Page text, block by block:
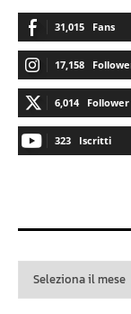
31,015 Fans
17,158
6,014 Follower
323 Iscritti